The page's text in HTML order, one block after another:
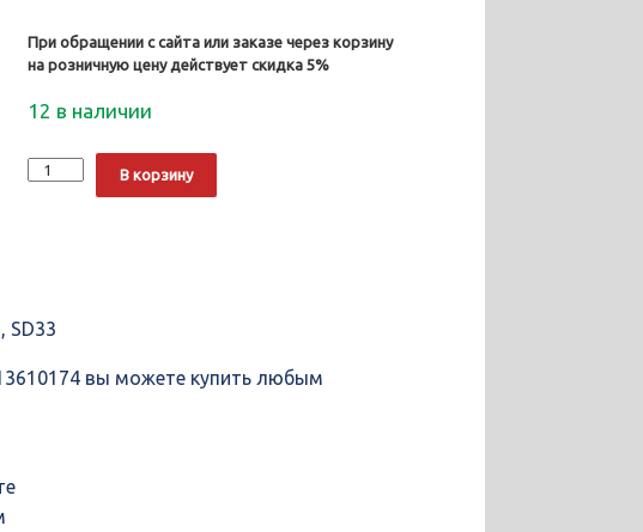
При обращении с сайта или заказе через корзину
на розничную цену действует скидка 5%
12 в наличии
Количество
Нагнетательный
В корзину
SD33
вы можете купить любым